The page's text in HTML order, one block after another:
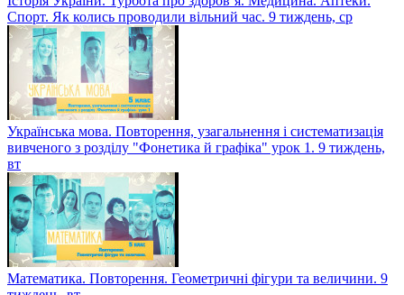
Історія України. Турбота про здоров`я. Медицина. Аптеки.
Спорт. Як колись проводили вільний час. 9 тиждень, ср
Українська мова. Повторення, узагальнення і систематизація
вивченого з розділу "Фонетика й графіка" урок 1. 9 тиждень,
вт